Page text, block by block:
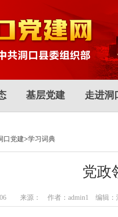
基层党建 走进洞
口党建>学习词典
党政
来源： 作者：admin1 编